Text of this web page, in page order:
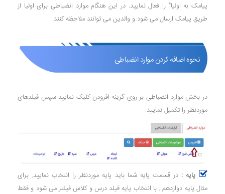
پیامک به اولیا" را فعال نمایید. در این هنگام موارد انضباطی برای اولیا از
طریق پیامک ارسال می شود و والدین می توانند ملاحظه کنند.
نحوه اضافه کردن موارد انضباطی
در بخش موارد انضباطی بر روی گزینه افزودن کلیک نمایید سپس فیلدهای
موردنظر را تکمیل نمایید.
پایه : در قسمت پایه شما باید پایه موردنظر را انتخاب نمایید. برای
مثال پایه دوازدهم . با انتخاب پایه فیلد درس و کلاس فیلتر می شود و فقط